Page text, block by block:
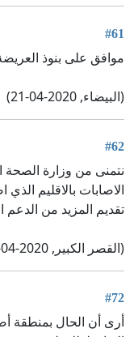
#61
موافق على بنوذ
(البيضاء, 2020-04-21)
#62
نتمنى من وزارة الصحة
الاصابات بالاقليم
تقديم المزيد من
(القصر الكبير, 2020-04-21)
#72
أرى أن الحال بمنطقة